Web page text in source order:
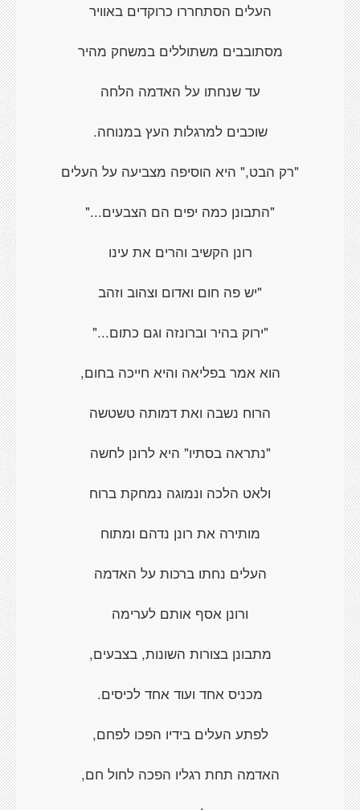
העלים הסתחררו כרוקדים באוויר
מסתובבים משתוללים במשחק מהיר
עד שנחתו על האדמה הלחה
שוכבים למרגלות העץ במנוחה.
"רק הבט," היא הוסיפה מצביעה על העלים
"התבונן כמה יפים הם הצבעים..."
רונן הקשיב והרים את עינו
"יש פה חום ואדום וצהוב וזהב
"ירוק בהיר וברונזה וגם כתום..."
הוא אמר בפליאה והיא חייכה בחום,
הרוח נשבה ואת דמותה טשטשה
"נתראה בסתיו" היא לרונן לחשה
ולאט הלכה ונמוגה נמחקת ברוח
מותירה את רונן נדהם ומתוח
העלים נחתו ברכות על האדמה
ורונן אסף אותם לערימה
מתבונן בצורות השונות, בצבעים,
מכניס אחד ועוד אחד לכיסים.
לפתע העלים בידיו הפכו לפחם,
האדמה תחת רגליו הפכה לחול חם,